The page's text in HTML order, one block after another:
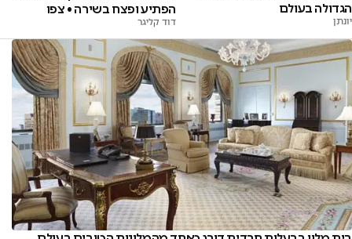
הגדולה בעולם
יונתן
הפתיע ופצח בשירה • צפו
דוד קליגר